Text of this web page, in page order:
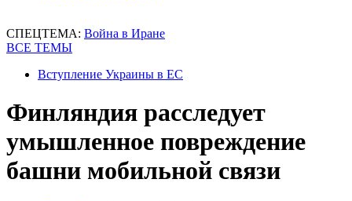
СПЕЦТЕМА: Война в Иране
ВСЕ ТЕМЫ
Вступление Украины в ЕС
Финляндия расследует
умышленное повреждение
башни мобильной связи